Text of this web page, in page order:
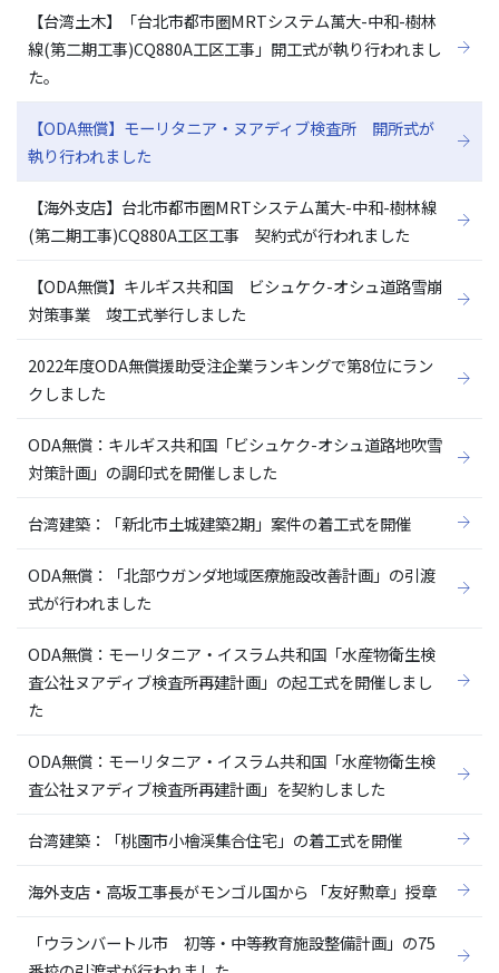
【台湾土木】「台北市都市圏MRTシステム萬大-中和-樹林
線(第二期工事)CQ880A工区工事」開工式が執り行われまし
た。
【ODA無償】モーリタニア・ヌアディブ検査所 開所式が
執り行われました
【海外支店】台北市都市圏MRTシステム萬大-中和-樹林線
(第二期工事)CQ880A工区工事 契約式が行われました
【ODA無償】キルギス共和国 ビシュケク-オシュ道路雪崩
対策事業 竣工式挙行しました
2022年度ODA無償援助受注企業ランキングで第8位にラン
クしました
ODA無償：キルギス共和国「ビシュケク-オシュ道路地吹雪
対策計画」の調印式を開催しました
台湾建築：「新北市土城建築2期」案件の着工式を開催
ODA無償：「北部ウガンダ地域医療施設改善計画」の引渡
式が行われました
ODA無償：モーリタニア・イスラム共和国「水産物衛生検
査公社ヌアディブ検査所再建計画」の起工式を開催しまし
た
ODA無償：モーリタニア・イスラム共和国「水産物衛生検
査公社ヌアディブ検査所再建計画」を契約しました
台湾建築：「桃園市小檜渓集合住宅」の着工式を開催
海外支店・高坂工事長がモンゴル国から 「友好勲章」授章
「ウランバートル市 初等・中等教育施設整備計画」の75